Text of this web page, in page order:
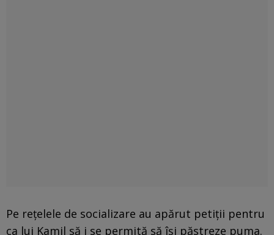
Pe reţelele de socializare au apărut petiţii pentru
ca lui Kamil să i se permită să îşi păstreze puma.